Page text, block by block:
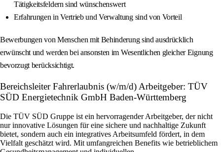
Tätigkeitsfeldern sind wünschenswert
Erfahrungen in Vertrieb und Verwaltung sind von Vorteil
Bewerbungen von Menschen mit Behinderung sind ausdrücklich
erwünscht und werden bei ansonsten im Wesentlichen gleicher Eignung
bevorzugt berücksichtigt.
Bereichsleiter Fahrerlaubnis (w/m/d) Arbeitgeber: TÜV
SÜD Energietechnik GmbH Baden-Württemberg
Die TÜV SÜD Gruppe ist ein hervorragender Arbeitgeber, der nicht
nur innovative Lösungen für eine sichere und nachhaltige Zukunft
bietet, sondern auch ein integratives Arbeitsumfeld fördert, in dem
Vielfalt geschätzt wird. Mit umfangreichen Benefits wie betrieblichem